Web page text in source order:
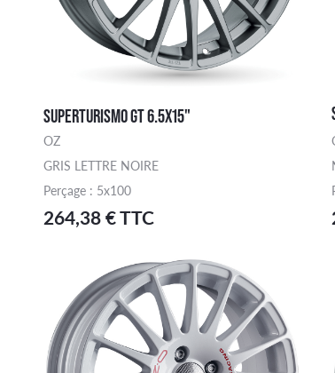
SUPERTURISMO GT 6.5X15"
OZ
GRIS LETTRE NOIRE
Perçage : 5x100
264,38 € TTC